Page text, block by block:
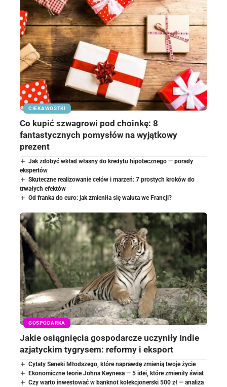
CIEKAWOSTKI
Co kupić szwagrowi pod choinkę: 8
fantastycznych pomysłów na wyjątkowy
prezent
Jak zdobyć wkład własny do kredytu hipotecznego — porady
ekspertów
Skuteczne realizowanie celów i marzeń: 7 prostych kroków do
trwałych efektów
Od franka do euro: jak zmieniła się waluta we Francji?
GOSPODARKA
Jakie osiągnięcia gospodarcze uczyniły Indie
azjatyckim tygrysem: reformy i eksport
Cytaty Seneki Młodszego, które naprawdę zmienią twoje życie
Ekonomiczne teorie Johna Keynesa — 5 idei, które zmieniły świat
Czy warto inwestować w banknot kolekcjonerski 500 zł — analiza